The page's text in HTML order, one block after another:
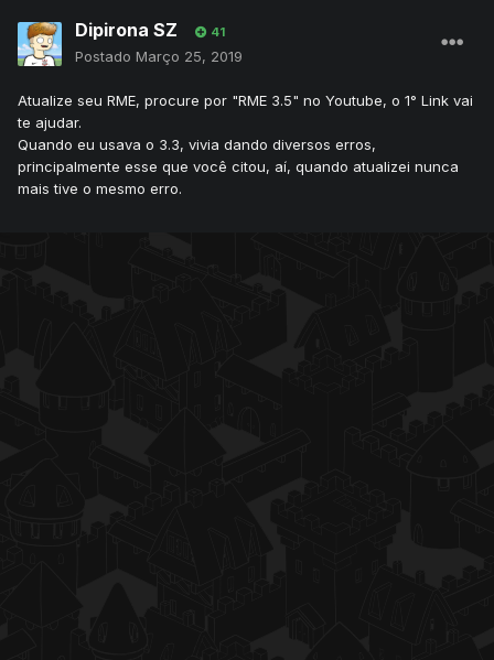
Dipirona SZ 41
Postado Março 25, 2019
Atualize seu RME, procure por "RME 3.5" no Youtube, o 1° Link vai
te ajudar.
Quando eu usava o 3.3, vivia dando diversos erros,
principalmente esse que você citou, aí, quando atualizei nunca
mais tive o mesmo erro.